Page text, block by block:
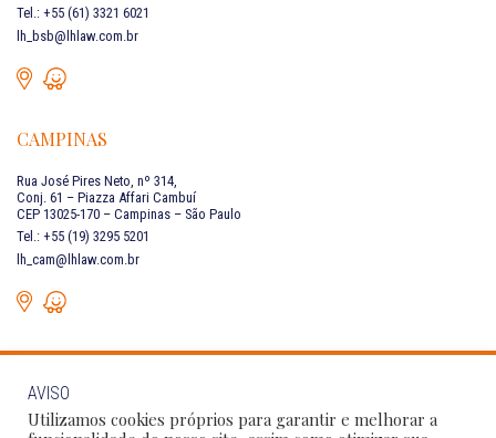
Tel.: +55 (61) 3321 6021
lh_bsb@lhlaw.com.br
CAMPINAS
Rua José Pires Neto, nº 314,
Conj. 61 – Piazza Affari Cambuí
CEP 13025-170 – Campinas – São Paulo
Tel.: +55 (19) 3295 5201
lh_cam@lhlaw.com.br
FALE CONOSCO
AVISO
Utilizamos cookies próprios para garantir e melhorar a